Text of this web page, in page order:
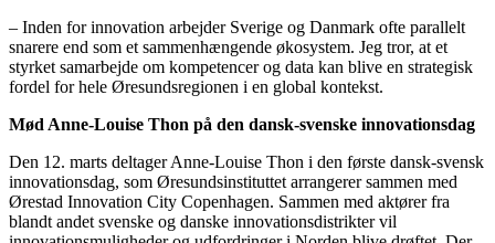
– Inden for innovation arbejder Sverige og Danmark ofte parallelt
snarere end som et sammenhængende økosystem. Jeg tror, at et
styrket samarbejde om kompetencer og data kan blive en strategisk
fordel for hele Øresundsregionen i en global kontekst.
Mød Anne-Louise Thon på den dansk-svenske innovationsdag
Den 12. marts deltager Anne-Louise Thon i den første dansk-svensk
innovationsdag, som Øresundsinstituttet arrangerer sammen med
Ørestad Innovation City Copenhagen. Sammen med aktører fra
blandt andet svenske og danske innovationsdistrikter vil